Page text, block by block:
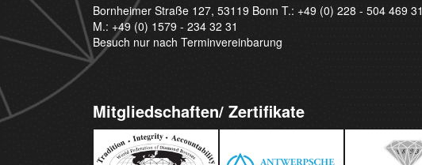
Bornheimer Straße 127, 53119 Bonn T.: +49 (0) 228 - 504 469 31
M.: +49 (0) 1579 - 234 32 31
Besuch nur nach Terminvereinbarung
Mitgliedschaften/ Zertifikate